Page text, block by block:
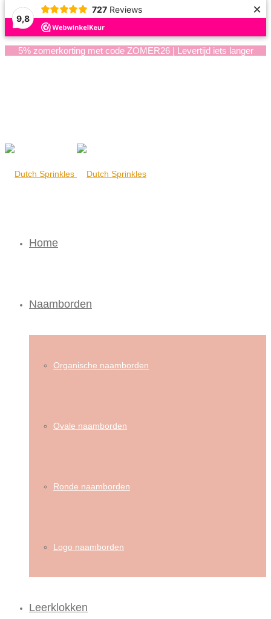
9,8
727 Reviews ×
5% zomerkorting met code ZOMER26 | Levertijd iets langer
Home
Naamborden
Organische naamborden
Ovale naamborden
Ronde naamborden
Logo naamborden
Leerklokken